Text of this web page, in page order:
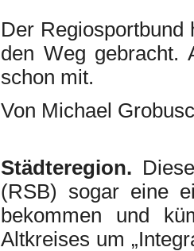
Der Regiosportbund
den Weg gebracht.
schon mit.
Von Michael
Städteregion.
(RSB) sogar eine
bekommen und
Altkreises um